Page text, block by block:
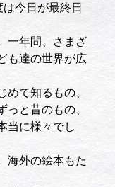
今日が最終日
一年間、さまざ
も達の世界が広
て知るもの、
っと昔のもの、
当に様々でし
海外の絵本もた